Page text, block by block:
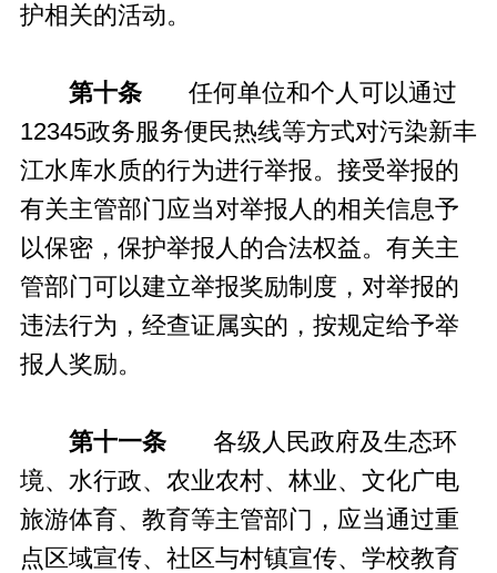
护相关的活动。
第十条 任何单位和个人可以通过
12345政务服务便民热线等方式对污染新丰
江水库水质的行为进行举报。接受举报的
有关主管部门应当对举报人的相关信息予
以保密，保护举报人的合法权益。有关主
管部门可以建立举报奖励制度，对举报的
违法行为，经查证属实的，按规定给予举
报人奖励。
第十一条 各级人民政府及生态环
境、水行政、农业农村、林业、文化广电
旅游体育、教育等主管部门，应当通过重
点区域宣传、社区与村镇宣传、学校教育